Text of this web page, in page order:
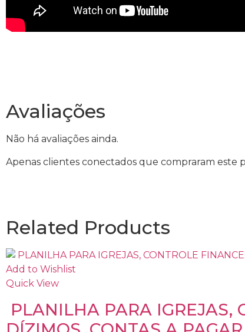
Avaliações
Não há avaliações ainda.
Apenas clientes conectados que compraram este
Related Products
Add to Wishlist
Quick View
PLANILHA PARA IGREJAS,